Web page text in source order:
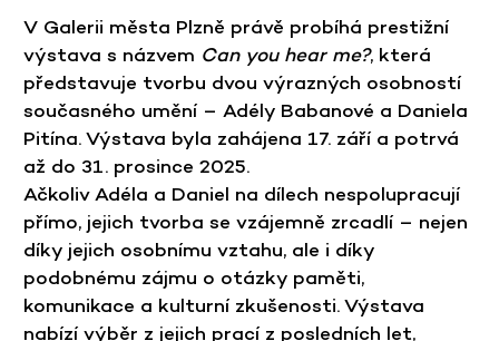
V Galerii města Plzně právě probíhá prestižní
výstava s názvem Can you hear me?, která
představuje tvorbu dvou výrazných osobností
současného umění – Adély Babanové a Daniela
Pitína. Výstava byla zahájena 17. září a potrvá
až do 31. prosince 2025.
Ačkoliv Adéla a Daniel na dílech nespolupracují
přímo, jejich tvorba se vzájemně zrcadlí – nejen
díky jejich osobnímu vztahu, ale i díky
podobnému zájmu o otázky paměti,
komunikace a kulturní zkušenosti. Výstava
nabízí výběr z jejich prací z posledních let,